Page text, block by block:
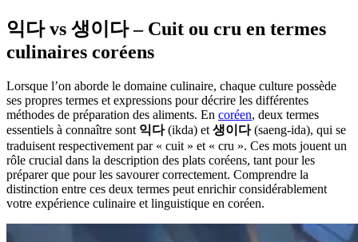
익다 vs 생이다 – Cuit ou cru en termes
culinaires coréens
Lorsque l’on aborde le domaine culinaire, chaque culture possède
ses propres termes et expressions pour décrire les différentes
méthodes de préparation des aliments. En coréen, deux termes
essentiels à connaître sont 익다(ikda) et 생이다(saeng-ida), qui se
traduisent respectivement par « cuit » et « cru ». Ces mots jouent un
rôle crucial dans la description des plats coréens, tant pour les
préparer que pour les savourer correctement. Comprendre la
distinction entre ces deux termes peut enrichir considérablement
votre expérience culinaire et linguistique en coréen.